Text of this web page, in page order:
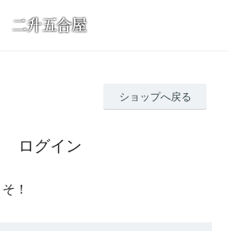
ショップへ戻る
ログイン
！